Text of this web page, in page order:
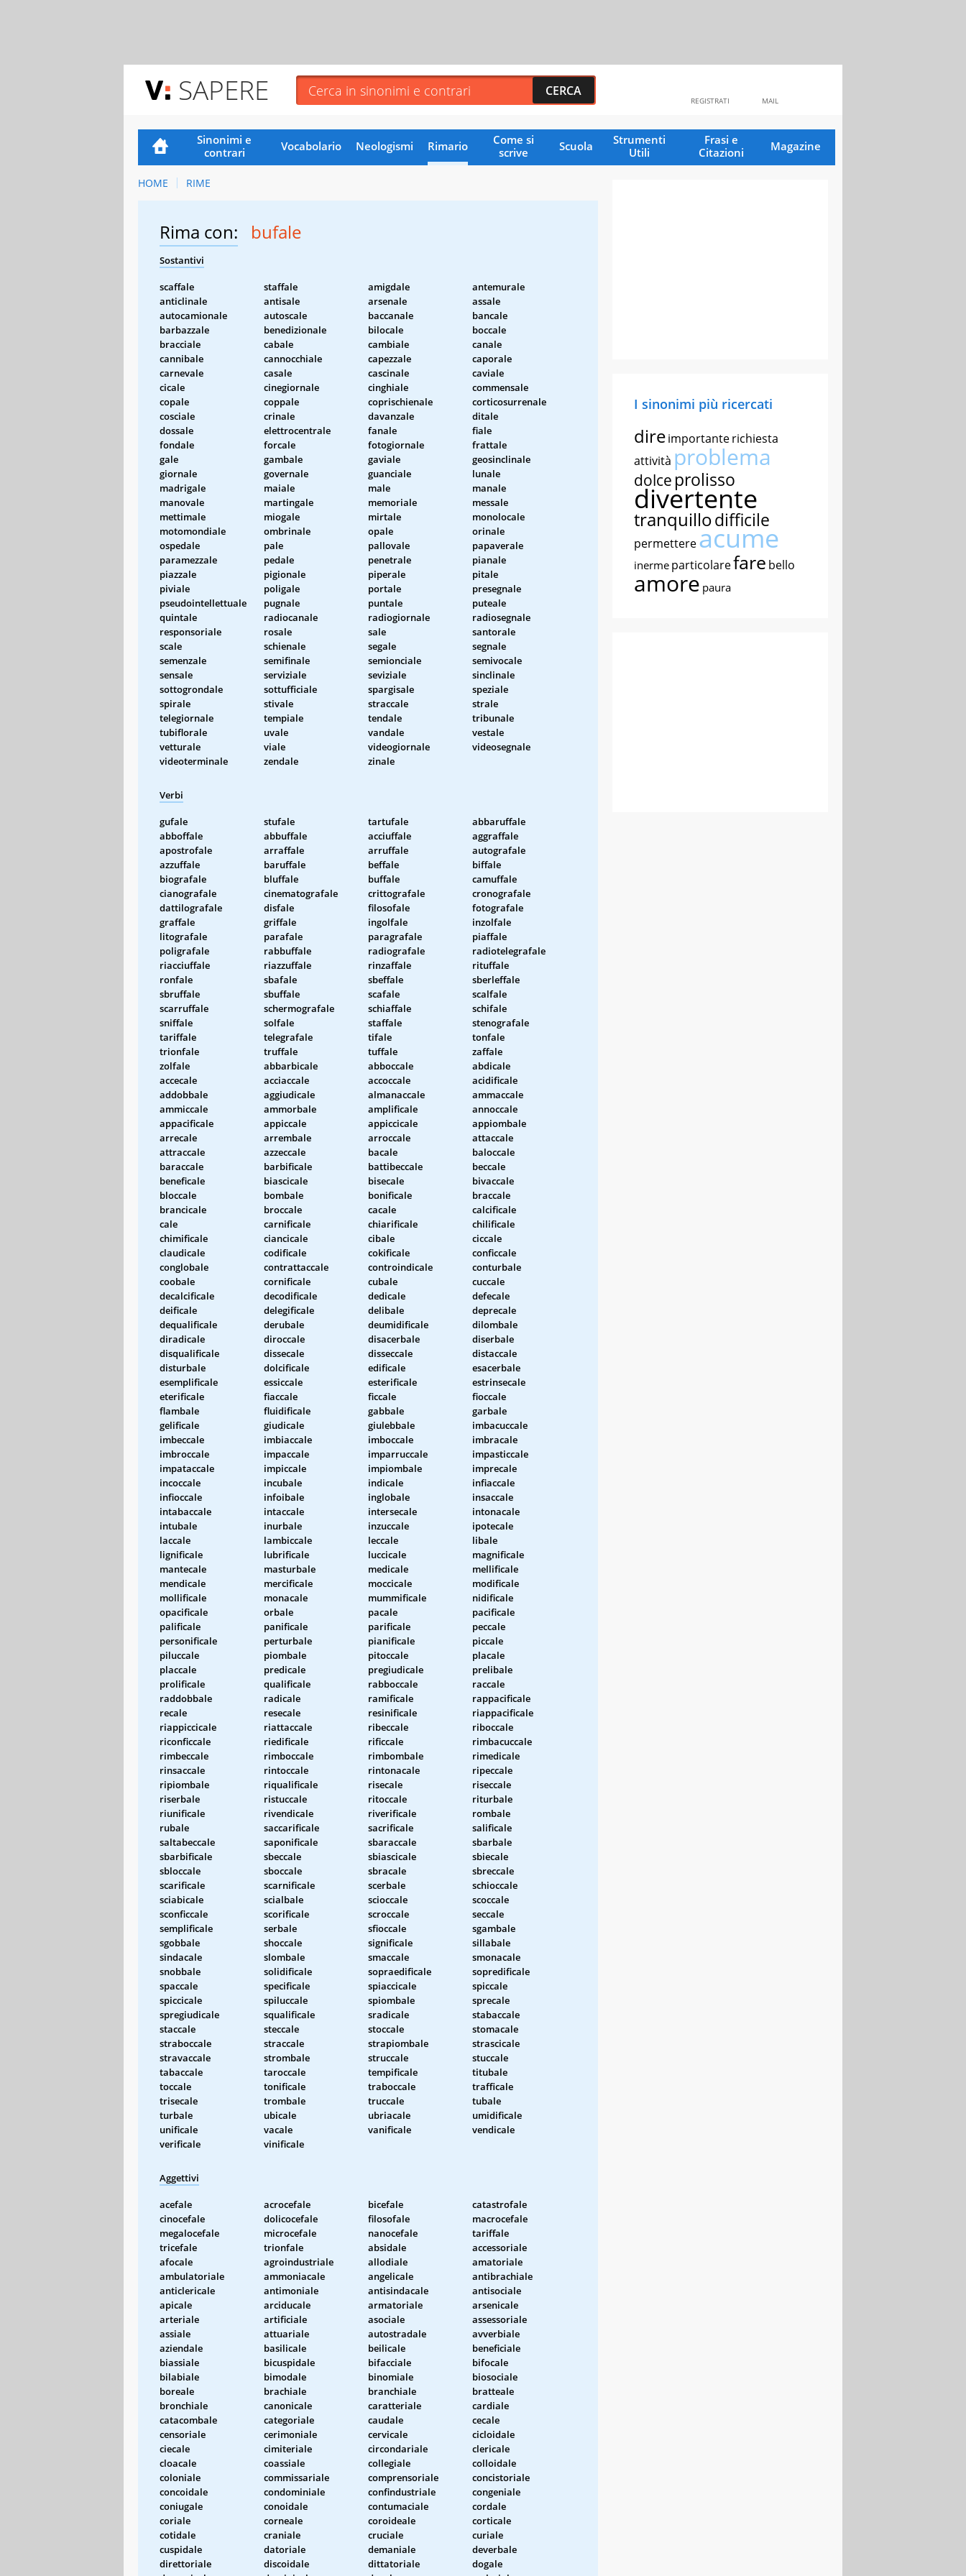
SAPERE MAIL
REGISTRATI
Sinonimi e
contrari
Vocabolario Neologismi Rimario
Come si
scrive
Scuola
Strumenti
Utili
Frasi e
Citazioni
Magazine
HOME RIME
Rima con: bufale
Sostantivi
scaffale staffale amigdale
antemurale
anticlinale
antisale arsenale
assale
autocamionale
autoscale baccanale
bancale
barbazzale
benedizionale bilocale
boccale
bracciale
cabale cambiale
canale
cannibale
cannocchiale capezzale
caporale
carnevale
casale cascinale
caviale
cicale
cinegiornale cinghiale
commensale
copale
coppale coprischienale
corticosurrenale
cosciale
crinale davanzale
ditale
dossale
elettrocentrale fanale
fiale
fondale
forcale fotogiornale
frattale
gale
gambale gaviale
geosinclinale
giornale
governale guanciale
lunale
madrigale
maiale male
manale
manovale
martingale memoriale
messale
mettimale
miogale mirtale
monolocale
motomondiale
ombrinale opale
orinale
ospedale
pale pallovale
papaverale
paramezzale
pedale penetrale
pianale
piazzale
pigionale piperale
pitale
piviale
poligale portale
presegnale
pseudointellettuale
pugnale puntale
puteale
quintale
radiocanale radiogiornale
radiosegnale
responsoriale
rosale sale
santorale
scale
schienale segale
segnale
semenzale
semifinale semionciale
semivocale
sensale
serviziale seviziale
sinclinale
sottogrondale
sottufficiale spargisale
speziale
spirale
stivale straccale
strale
telegiornale
tempiale tendale
tribunale
tubiflorale
uvale vandale
vestale
vetturale
viale videogiornale
videosegnale
videoterminale
zendale zinale
Verbi
gufale stufale tartufale
abbaruffale
abboffale
abbuffale acciuffale
aggraffale
apostrofale
arraffale arruffale
autografale
azzuffale
baruffale beffale
biffale
biografale
bluffale buffale
camuffale
cianografale
cinematografale crittografale
cronografale
dattilografale
disfale filosofale
fotografale
graffale
griffale ingolfale
inzolfale
litografale
parafale paragrafale
piaffale
poligrafale
rabbuffale radiografale
radiotelegrafale
riacciuffale
riazzuffale rinzaffale
rituffale
ronfale
sbafale sbeffale
sberleffale
sbruffale
sbuffale scafale
scalfale
scarruffale
schermografale schiaffale
schifale
sniffale
solfale staffale
stenografale
tariffale
telegrafale tifale
tonfale
trionfale
truffale tuffale
zaffale
zolfale
abbarbicale abboccale
abdicale
accecale
acciaccale accoccale
acidificale
addobbale
aggiudicale almanaccale
ammaccale
ammiccale
ammorbale amplificale
annoccale
appacificale
appiccale appiccicale
appiombale
arrecale
arrembale arroccale
attaccale
attraccale
azzeccale bacale
baloccale
baraccale
barbificale battibeccale
beccale
beneficale
biascicale bisecale
bivaccale
bloccale
bombale bonificale
braccale
brancicale
broccale cacale
calcificale
cale
carnificale chiarificale
chilificale
chimificale
ciancicale cibale
ciccale
claudicale
codificale cokificale
conficcale
conglobale
contrattaccale controindicale
conturbale
coobale
cornificale cubale
cuccale
decalcificale
decodificale dedicale
defecale
deificale
delegificale delibale
deprecale
dequalificale
derubale deumidificale
dilombale
diradicale
diroccale disacerbale
diserbale
disqualificale
dissecale disseccale
distaccale
disturbale
dolcificale edificale
esacerbale
esemplificale
essiccale esterificale
estrinsecale
eterificale
fiaccale ficcale
fioccale
flambale
fluidificale gabbale
garbale
gelificale
giudicale giulebbale
imbacuccale
imbeccale
imbiaccale imboccale
imbracale
imbroccale
impaccale imparruccale
impasticcale
impataccale
impiccale impiombale
imprecale
incoccale
incubale indicale
infiaccale
infioccale
infoibale inglobale
insaccale
intabaccale
intaccale intersecale
intonacale
intubale
inurbale inzuccale
ipotecale
laccale
lambiccale leccale
libale
lignificale
lubrificale luccicale
magnificale
mantecale
masturbale medicale
mellificale
mendicale
mercificale moccicale
modificale
mollificale
monacale mummificale
nidificale
opacificale
orbale pacale
pacificale
palificale
panificale parificale
peccale
personificale
perturbale pianificale
piccale
piluccale
piombale pitoccale
placale
placcale
predicale pregiudicale
prelibale
prolificale
qualificale rabboccale
raccale
raddobbale
radicale ramificale
rappacificale
recale
resecale resinificale
riappacificale
riappiccicale
riattaccale ribeccale
riboccale
riconficcale
riedificale rificcale
rimbacuccale
rimbeccale
rimboccale rimbombale
rimedicale
rinsaccale
rintoccale rintonacale
ripeccale
ripiombale
riqualificale risecale
riseccale
riserbale
ristuccale ritoccale
riturbale
riunificale
rivendicale riverificale
rombale
rubale
saccarificale sacrificale
salificale
saltabeccale
saponificale sbaraccale
sbarbale
sbarbificale
sbeccale sbiascicale
sbiecale
sbloccale
sboccale sbracale
sbreccale
scarificale
scarnificale scerbale
schioccale
sciabicale
scialbale scioccale
scoccale
sconficcale
scorificale scroccale
seccale
semplificale
serbale sfioccale
sgambale
sgobbale
shoccale significale
sillabale
sindacale
slombale smaccale
smonacale
snobbale
solidificale sopraedificale
sopredificale
spaccale
specificale spiaccicale
spiccale
spiccicale
spiluccale spiombale
sprecale
spregiudicale
squalificale sradicale
stabaccale
staccale
steccale stoccale
stomacale
straboccale
straccale strapiombale
strascicale
stravaccale
strombale struccale
stuccale
tabaccale
taroccale tempificale
titubale
toccale
tonificale traboccale
trafficale
trisecale
trombale truccale
tubale
turbale
ubicale ubriacale
umidificale
unificale
vacale vanificale
vendicale
verificale
vinificale
Aggettivi
acefale acrocefale bicefale
catastrofale
cinocefale
dolicocefale filosofale
macrocefale
megalocefale
microcefale nanocefale
tariffale
tricefale
trionfale absidale
accessoriale
afocale
agroindustriale allodiale
amatoriale
ambulatoriale
ammoniacale angelicale
antibrachiale
anticlericale
antimoniale antisindacale
antisociale
apicale
arciducale armatoriale
arsenicale
arteriale
artificiale asociale
assessoriale
assiale
attuariale autostradale
avverbiale
aziendale
basilicale beilicale
beneficiale
biassiale
bicuspidale bifacciale
bifocale
bilabiale
bimodale binomiale
biosociale
boreale
brachiale branchiale
bratteale
bronchiale
canonicale caratteriale
cardiale
catacombale
categoriale caudale
cecale
censoriale
cerimoniale cervicale
cicloidale
ciecale
cimiteriale circondariale
clericale
cloacale
coassiale collegiale
colloidale
coloniale
commissariale comprensoriale
concistoriale
concoidale
condominiale confindustriale
congeniale
coniugale
conoidale contumaciale
cordale
coriale
corneale coroideale
corticale
cotidale
craniale cruciale
curiale
cuspidale
datoriale demaniale
deverbale
direttoriale
discoidale dittatoriale
dogale
I sinonimi più ricercati
direimportanterichiesta
attività problema
dolce prolisso
divertente
tranquillodifficile
permettereacume
inerme particolarefare bello
amore paura